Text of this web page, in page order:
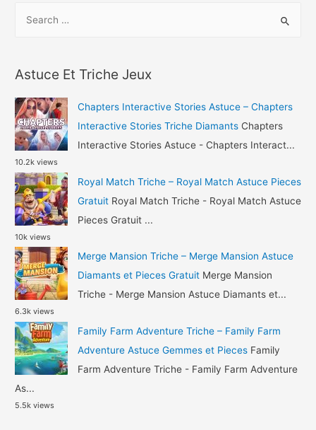
Airplane
Gemmes
Pieces
Gratuit
h
f
o
r
:
Astuce Et Triche Jeux
Chapters Interactive Stories Astuce – Chapters
Interactive Stories Triche Diamants Chapters
Interactive Stories Astuce - Chapters Interact...
10.2k views
Royal Match Triche – Royal Match Astuce Pieces
Gratuit Royal Match Triche - Royal Match Astuce
Pieces Gratuit ...
10k views
Merge Mansion Triche – Merge Mansion Astuce
Diamants et Pieces Gratuit Merge Mansion
Triche - Merge Mansion Astuce Diamants et...
6.3k views
Family Farm Adventure Triche – Family Farm
Adventure Astuce Gemmes et Pieces Family
Farm Adventure Triche - Family Farm Adventure
As...
5.5k views